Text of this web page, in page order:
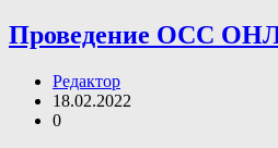
Проведение ОСС
Редактор
18.02.2022
0